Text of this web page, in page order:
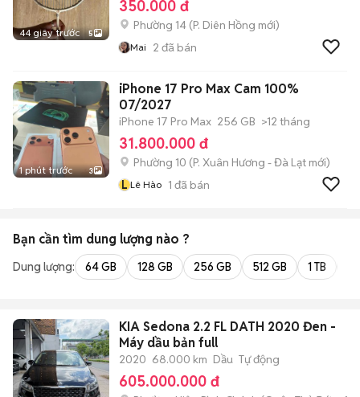
44 giây trước 5
350.000 đ
Phường 14 (P. Diên Hồng mới)
Mai 2 đã bán
1 phút trước 3
iPhone 17 Pro Max Cam 100%
07/2027
iPhone 17 Pro Max 256 GB >12 tháng
31.800.000 đ
Phường 10 (P. Xuân Hương - Đà Lạt mới)
L Lê Hào 1 đã bán
Bạn cần tìm dung lượng nào ?
Dung lượng: 64 GB 128 GB 256 GB 512 GB 1 TB
KIA Sedona 2.2 FL DATH 2020 Đen -
Máy dầu bản full
2020 68.000 km Dầu Tự động
605.000.000 đ